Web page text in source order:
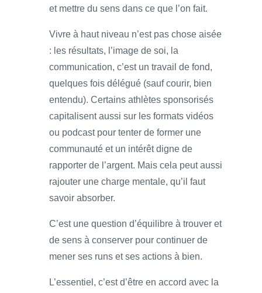
et mettre du sens dans ce que l’on fait.
Vivre à haut niveau n’est pas chose aisée
: les résultats, l’image de soi, la
communication, c’est un travail de fond,
quelques fois délégué (sauf courir, bien
entendu). Certains athlètes sponsorisés
capitalisent aussi sur les formats vidéos
ou podcast pour tenter de former une
communauté et un intérêt digne de
rapporter de l’argent. Mais cela peut aussi
rajouter une charge mentale, qu’il faut
savoir absorber.
C’est une question d’équilibre à trouver et
de sens à conserver pour continuer de
mener ses runs et ses actions à bien.
L’essentiel, c’est d’être en accord avec la